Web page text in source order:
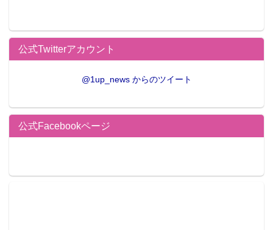
公式Twitterアカウント
@1up_news からのツイート
公式Facebookページ